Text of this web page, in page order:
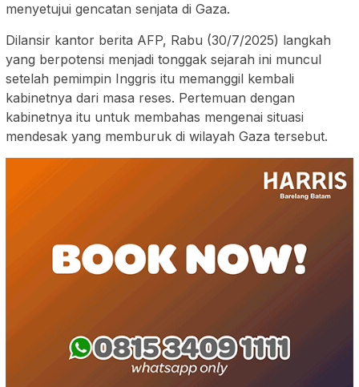
menyetujui gencatan senjata di Gaza.
Dilansir kantor berita AFP, Rabu (30/7/2025) langkah
yang berpotensi menjadi tonggak sejarah ini muncul
setelah pemimpin Inggris itu memanggil kembali
kabinetnya dari masa reses. Pertemuan dengan
kabinetnya itu untuk membahas mengenai situasi
mendesak yang memburuk di wilayah Gaza tersebut.